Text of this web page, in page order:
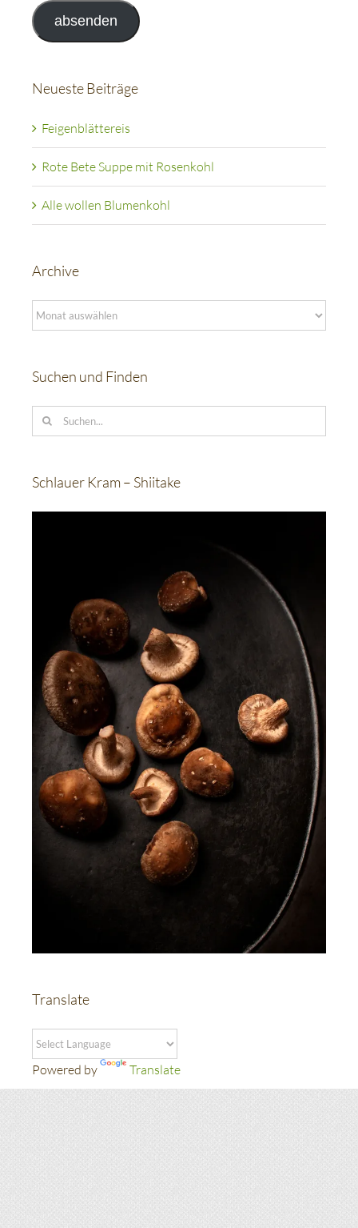
Adresse
absenden
Neueste Beiträge
Feigenblättereis
Rote Bete Suppe mit Rosenkohl
Alle wollen Blumenkohl
Archive
Archive
Suchen und Finden
Suche
nach:
Schlauer Kram – Shiitake
Translate
Powered by Translate